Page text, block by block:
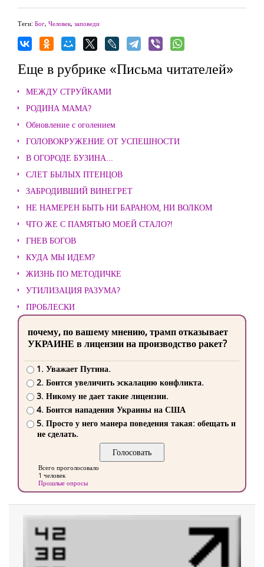
Теги: Бог, Человек, заповеди
Еще в рубрике «Письма читателей»
МЕЖДУ СТРУЙКАМИ
РОДИНА МАМА?
Обновление с оголением
ГОЛОВОКРУЖЕНИЕ ОТ УСПЕШНОСТИ
В ОГОРОДЕ БУЗИНА...
СЛЕТ БЫЛЫХ ПТЕНЦОВ
ЗАБРОДИВШИЙ ВИНЕГРЕТ
НЕ НАМЕРЕН БЫТЬ НИ БАРАНОМ, НИ ВОЛКОМ
ЧТО ЖЕ С ПАМЯТЬЮ МОЕЙ СТАЛО?!
ГНЕВ БОГОВ
КУДА МЫ ИДЕМ?
ЖИЗНЬ ПО МЕТОДИЧКЕ
УТИЛИЗАЦИЯ РАЗУМА?
ПРОБЛЕСКИ
почему, по вашему мнению, трамп отказывает
УКРАИНЕ в лицензии на производство ракет?
1. Уважает Путина.
2. Боится увеличить эскалацию конфликта.
3. Никому не дает такие лицензии.
4. Боится нападения Украины на США
5. Просто у него манера поведения такая: обещать и
не сделать.
Всего проголосовало
1 человек
Прошлые опросы